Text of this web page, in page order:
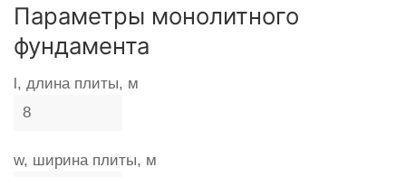
Параметры монолитного
фундамента
l, длина плиты, м
w, ширина плиты, м